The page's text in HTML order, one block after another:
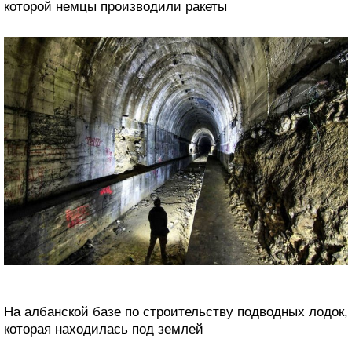
которой немцы производили ракеты
На албанской базе по строительству подводных лодок,
которая находилась под землей